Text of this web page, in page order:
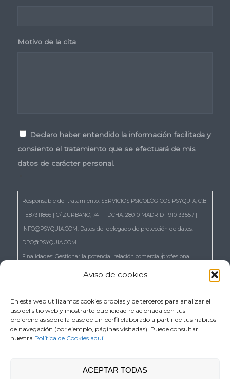
Aviso de cookies
En esta web utilizamos cookies propias y de terceros para analizar el
uso del sitio web y mostrarte publicidad relacionada con tus
preferencias sobre la base de un perfil elaborado a partir de tus hábitos
de navegación (por ejemplo, páginas visitadas). Puede consultar
nuestra Política de Cookies aquí.
ACEPTAR TODAS
Motivo de la cita
Declaro haber entendido la información facilitada y
consiento el tratamiento que se efectuará de mis
datos de carácter personal.
Responsable del tratamiento: SERVICIOS PSICOLÓGICOS PSYQUIA, C.B
| E87311866 | C/ ZURBANO, 74 - 1 DCHA. 28010 MADRID | 910133557 |
INFO@PSYQUIA.COM. Datos del delegado de protección de datos:
DPO@PSYQUIA.COM.
Finalidades: Gestionar la potencial relación comercial/profesional.
22 del RGPD, de acceso, rectificación, supresión, portabilidad,
únicamente en el tratamiento automatizado de sus datos, cuando
MADRID o en el correo electrónico DPO@PSYQUIA.COM.